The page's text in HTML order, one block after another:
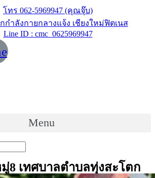
โทร 062-5969947 (คุณจุ๊บ)
กำลังกายกลางแจ้ง เชียงใหม่ฟิตเนส
Line ID : cmc_0625969947
Menu
8 เทศบาลตำบลทุุ่งสะโตก